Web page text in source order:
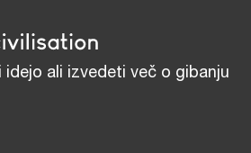
idejo ali izvedeti več o gibanju